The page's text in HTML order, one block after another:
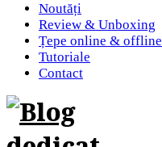
Noutăți
Review & Unboxing
Țepe online & offline
Tutoriale
Contact